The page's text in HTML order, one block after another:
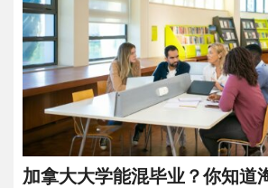
加拿大大学能混毕业？你知道